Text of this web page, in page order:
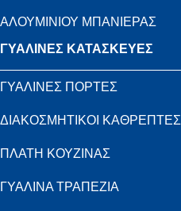
ΑΛΟΥΜΙΝΙΟΥ ΜΠΑΝΙΕΡΑΣ
ΓΥΑΛΙΝΕΣ ΚΑΤΑΣΚΕΥΕΣ
ΓΥΑΛΙΝΕΣ ΠΟΡΤΕΣ
ΔΙΑΚΟΣΜΗΤΙΚΟΙ ΚΑΘΡΕΠΤΕΣ
ΠΛΑΤΗ ΚΟΥΖΙΝΑΣ
ΓΥΑΛΙΝΑ ΤΡΑΠΕΖΙΑ